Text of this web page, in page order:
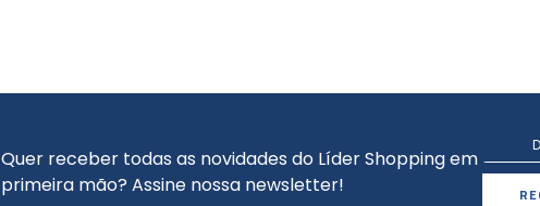
Quer receber todas as novidades do Líder Shopping em
primeira mão? Assine nossa newsletter!